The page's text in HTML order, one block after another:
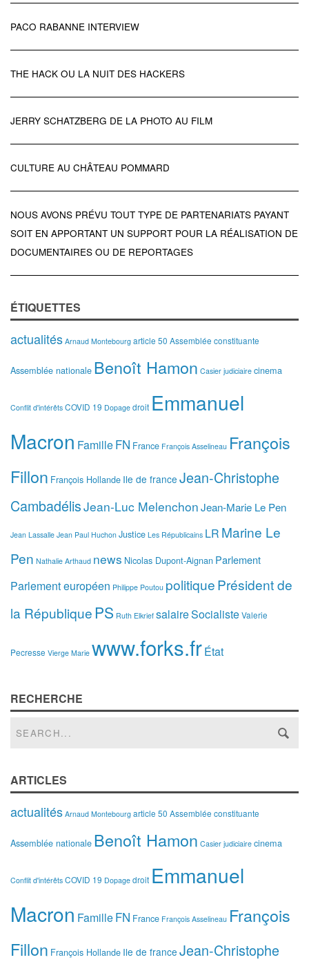
PACO RABANNE INTERVIEW
THE HACK OU LA NUIT DES HACKERS
JERRY SCHATZBERG DE LA PHOTO AU FILM
CULTURE AU CHÂTEAU POMMARD
NOUS AVONS PRÉVU TOUT TYPE DE PARTENARIATS PAYANT
SOIT EN APPORTANT UN SUPPORT POUR LA RÉALISATION DE
DOCUMENTAIRES OU DE REPORTAGES
ÉTIQUETTES
actualités Arnaud Montebourg article 50 Assemblée constituante
Assemblée nationale Benoît Hamon Casier judiciaire cinema
Conflit d'intérêts COVID 19 Dopage droit Emmanuel
Macron FamilleFN France François Asselineau François
Fillon François Hollande Ile de france Jean-Christophe
CambadélisJean-Luc MelenchonJean-Marie Le Pen
Jean Lassalle Jean Paul Huchon Justice Les Républicains LR Marine Le
Pen Nathalie Arthaud news Nicolas Dupont-Aignan Parlement
Parlement européen Philippe Poutou politiquePrésident de
la République PS Ruth Elkrief salaireSocialisteValerie
Pecresse Vierge Marie www.forks.frÉtat
RECHERCHE
ARTICLES
actualités Arnaud Montebourg article 50 Assemblée constituante
Assemblée nationale Benoît Hamon Casier judiciaire cinema
Conflit d'intérêts COVID 19 Dopage droit Emmanuel
Macron FamilleFN France François Asselineau François
Fillon François Hollande Ile de france Jean-Christophe